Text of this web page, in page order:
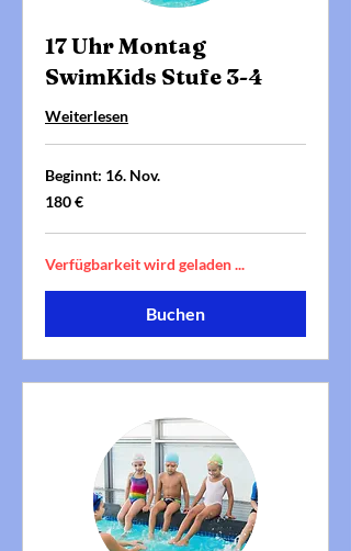
17 Uhr Montag
SwimKids Stufe 3-4
Weiterlesen
Beginnt: 16. Nov.
180
Euro
180 €
Verfügbarkeit wird geladen ...
Buchen